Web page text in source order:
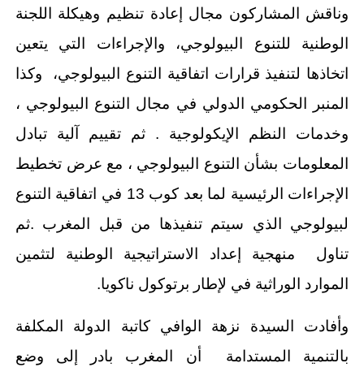
وناقش المشاركون مجال إعادة تنظيم وهيكلة اللجنة
الوطنية للتنوع البيولوجي، والإجراءات التي يتعين
اتخاذها لتنفيذ قرارات اتفاقية التنوع البيولوجي، وكذا
المنبر الحكومي الدولي في مجال التنوع البيولوجي ،
وخدمات النظم الإيكولوجية . ثم تقييم آلية تبادل
المعلومات بشأن التنوع البيولوجي ، مع عرض تخطيط
الإجراءات الرئيسية لما بعد كوب 13 في اتفاقية التنوع
لبيولوجي الذي سيتم تنفيذها من قبل المغرب .ثم
تناول منهجية إعداد الاستراتيجية الوطنية لتثمين
الموارد الوراثية في لإطار برتوكول ناكويا.
وأفادت السيدة نزهة الوافي كاتبة الدولة المكلفة
بالتنمية المستدامة أن المغرب بادر إلى وضع